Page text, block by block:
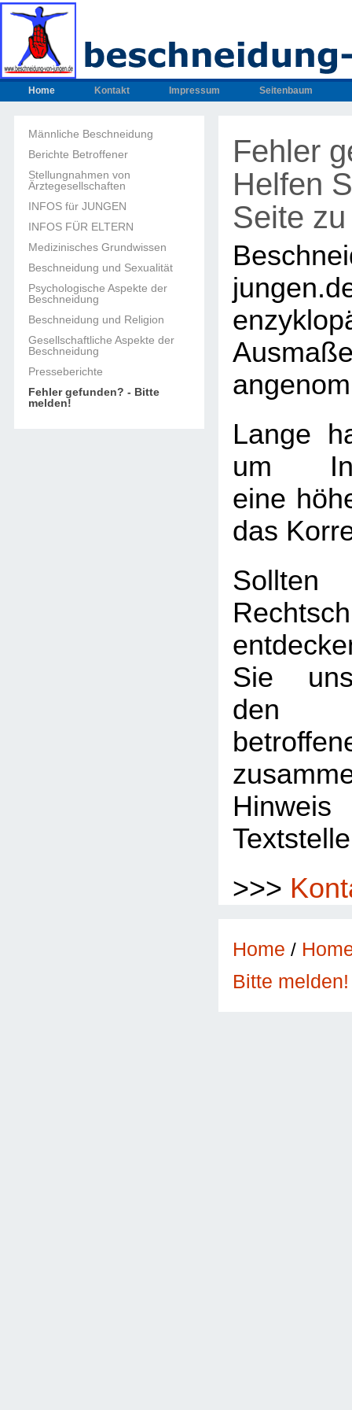
Home Kontakt Impressum Seitenbaum
Männliche Beschneidung
Berichte Betroffener
Stellungnahmen von
Ärztegesellschaften
INFOS für JUNGEN
INFOS FÜR ELTERN
Medizinisches Grundwissen
Beschneidung und Sexualität
Psychologische Aspekte der
Beschneidung
Beschneidung und Religion
Gesellschaftliche Aspekte der
Beschneidung
Presseberichte
Fehler gefunden? - Bitte
melden!
Fehler
Helfen
Seite
Lange
um
eine
das
Sie
den
>>>
Home /
Bitte melden!